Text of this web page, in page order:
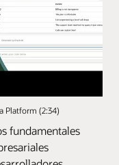
Platform (2:34)
fundamentales